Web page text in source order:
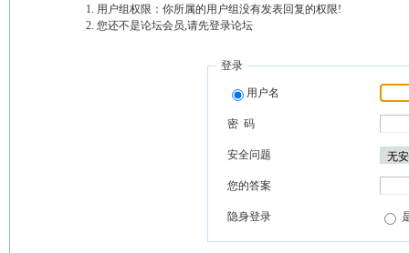
用户组权限：你所属的用户组没有发表回复的权限!
您还不是论坛会员,请先登录论坛
登录
用户名
密 码
安全问题
您的答案
隐身登录